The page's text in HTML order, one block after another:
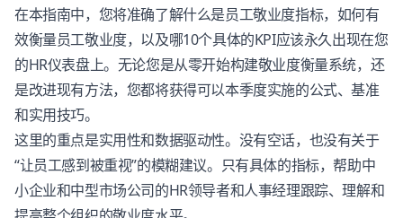
在本指南中，您将准确了解什么是员工敬业度指标，如何有
效衡量员工敬业度，以及哪10个具体的KPI应该永久出现在您
的HR仪表盘上。无论您是从零开始构建敬业度衡量系统，还
是改进现有方法，您都将获得可以本季度实施的公式、基准
和实用技巧。
这里的重点是实用性和数据驱动性。没有空话，也没有关于
“让员工感到被重视”的模糊建议。只有具体的指标，帮助中
小企业和中型市场公司的HR领导者和人事经理跟踪、理解和